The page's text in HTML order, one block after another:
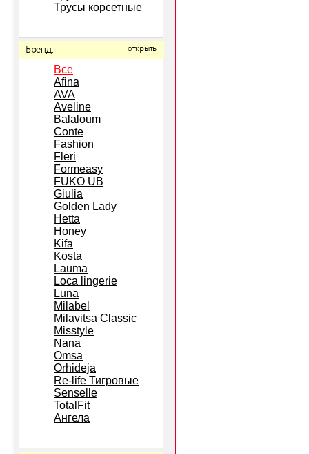
Трусы корсетные
Бренд: открыть
Все
Afina
AVA
Aveline
Balaloum
Conte
Fashion
Fleri
Formeasy
FUKO UB
Giulia
Golden Lady
Hetta
Honey
Kifa
Kosta
Lauma
Loca lingerie
Luna
Milabel
Milavitsa Classic
Misstyle
Nana
Omsa
Orhideja
Re-life Тигровые
Senselle
TotalFit
Ангела